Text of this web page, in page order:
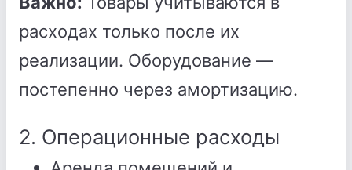
расходах только после их
реализации. Оборудование —
постепенно через амортизацию.
2. Операционные расходы